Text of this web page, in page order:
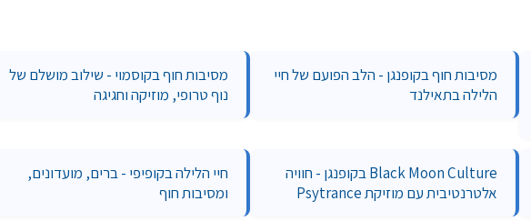
מסיבות חוף בקופנגן - הלב הפועם של חיי
הלילה בתאילנד
מסיבות חוף בקוסמוי - שילוב מושלם של
נוף טרופי, מוזיקה וחגיגה
Black Moon Culture בקופנגן - חוויה
אלטרנטיבית עם מוזיקת Psytrance
חיי הלילה בקופיפי - ברים, מועדונים,
ומסיבות חוף